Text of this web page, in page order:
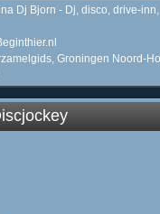
Dj Bjorn - Dj, disco, drive-
Groningen Noord-